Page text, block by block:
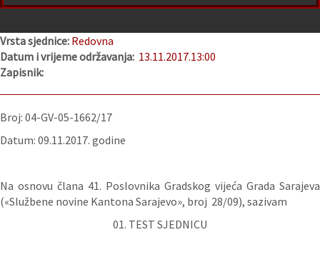
Vrsta sjednice: Redovna
Datum i vrijeme održavanja: 13.11.2017.13:00
Zapisnik:
Broj: 04-GV-05-1662/17
Datum: 09.11.2017. godine
Na osnovu člana 41. Poslovnika Gradskog vijeća Grada Sarajeva
(«Službene novine Kantona Sarajevo», broj 28/09), sazivam
01. TEST SJEDNICU